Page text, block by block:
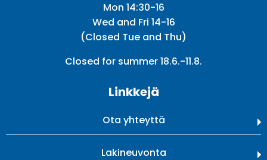
Mon 14:30-16
Wed and Fri 14-16
(Closed Tue and Thu)
Closed for summer 18.6.-11.8.
Linkkejä
Ota yhteyttä
Lakineuvonta